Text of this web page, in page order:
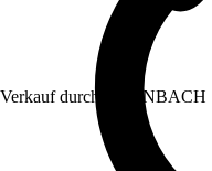
Verkauf durch: HORNBACH